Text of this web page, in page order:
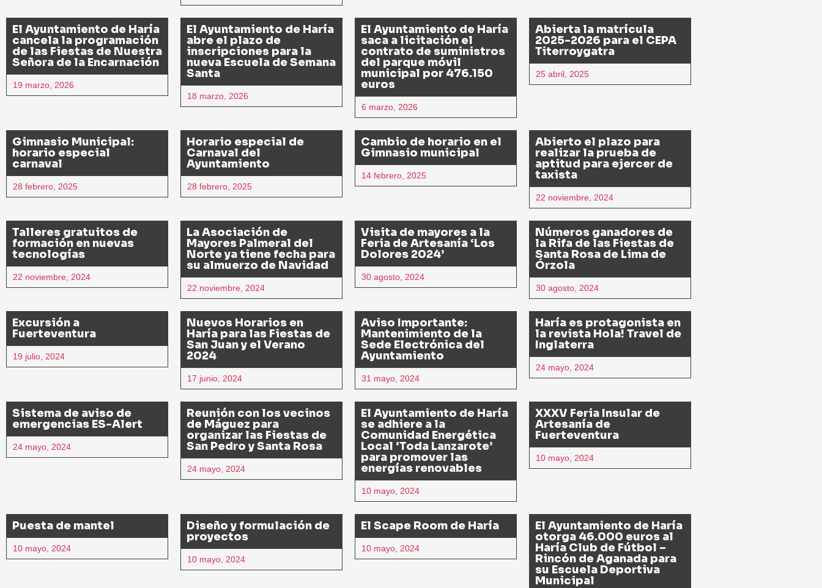
El Ayuntamiento de Haría
cancela la programación
de las Fiestas de Nuestra
Señora de la Encarnación
19 marzo, 2026
El Ayuntamiento de Haría
abre el plazo de
inscripciones para la
nueva Escuela de Semana
Santa
18 marzo, 2026
El Ayuntamiento de Haría
saca a licitación el
contrato de suministros
del parque móvil
municipal por 476.150
euros
6 marzo, 2026
Abierta la matrícula
2025-2026 para el CEPA
Titerroygatra
25 abril, 2025
Gimnasio Municipal:
horario especial
carnaval
28 febrero, 2025
Horario especial de
Carnaval del
Ayuntamiento
28 febrero, 2025
Cambio de horario en el
Gimnasio municipal
14 febrero, 2025
Abierto el plazo para
realizar la prueba de
aptitud para ejercer de
taxista
22 noviembre, 2024
Talleres gratuitos de
formación en nuevas
tecnologías
22 noviembre, 2024
La Asociación de
Mayores Palmeral del
Norte ya tiene fecha para
su almuerzo de Navidad
22 noviembre, 2024
Visita de mayores a la
Feria de Artesanía ‘Los
Dolores 2024’
30 agosto, 2024
Números ganadores de
la Rifa de las Fiestas de
Santa Rosa de Lima de
Órzola
30 agosto, 2024
Excursión a
Fuerteventura
19 julio, 2024
Nuevos Horarios en
Haría para las Fiestas de
San Juan y el Verano
2024
17 junio, 2024
Aviso Importante:
Mantenimiento de la
Sede Electrónica del
Ayuntamiento
31 mayo, 2024
Haría es protagonista en
la revista Hola! Travel de
Inglaterra
24 mayo, 2024
Sistema de aviso de
emergencias ES-Alert
24 mayo, 2024
Reunión con los vecinos
de Máguez para
organizar las Fiestas de
San Pedro y Santa Rosa
24 mayo, 2024
El Ayuntamiento de Haría
se adhiere a la
Comunidad Energética
Local ‘Toda Lanzarote’
para promover las
energías renovables
10 mayo, 2024
XXXV Feria Insular de
Artesanía de
Fuerteventura
10 mayo, 2024
Puesta de mantel
10 mayo, 2024
Diseño y formulación de
proyectos
10 mayo, 2024
El Scape Room de Haría
10 mayo, 2024
El Ayuntamiento de Haría
otorga 46.000 euros al
Haría Club de Fútbol –
Rincón de Aganada para
su Escuela Deportiva
Municipal